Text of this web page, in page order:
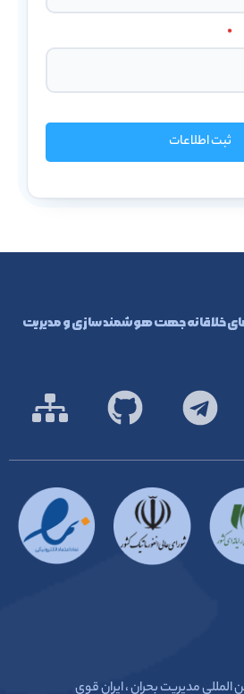
*
ثبت اطلاعات
خلاقانه جهت هوشمند سازی و مدیریت
المللی مدیریت بحران ، ایران قوی